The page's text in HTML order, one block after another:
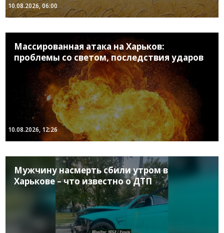
10.08.2026, 06:00
Массированная атака на Харьков:
проблемы со светом, последствия ударов
10.08.2026, 12:26
Мужчину насмерть сбили утром в
Харькове – что известно о ДТП